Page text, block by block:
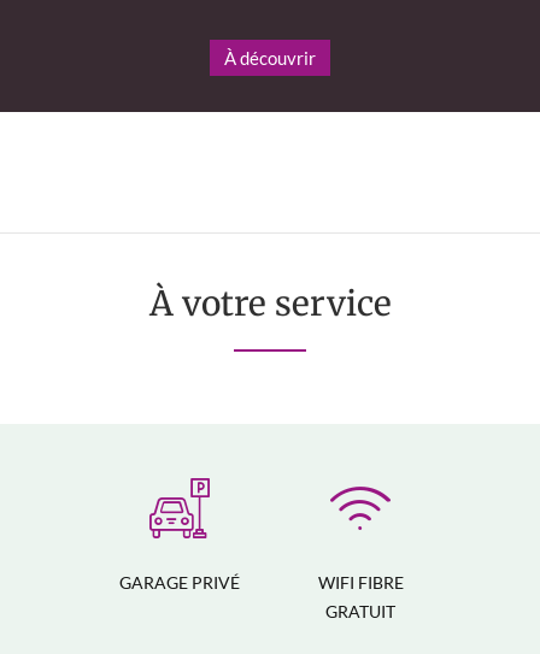
À découvrir
À votre service
GARAGE PRIVÉ
WIFI FIBRE
GRATUIT